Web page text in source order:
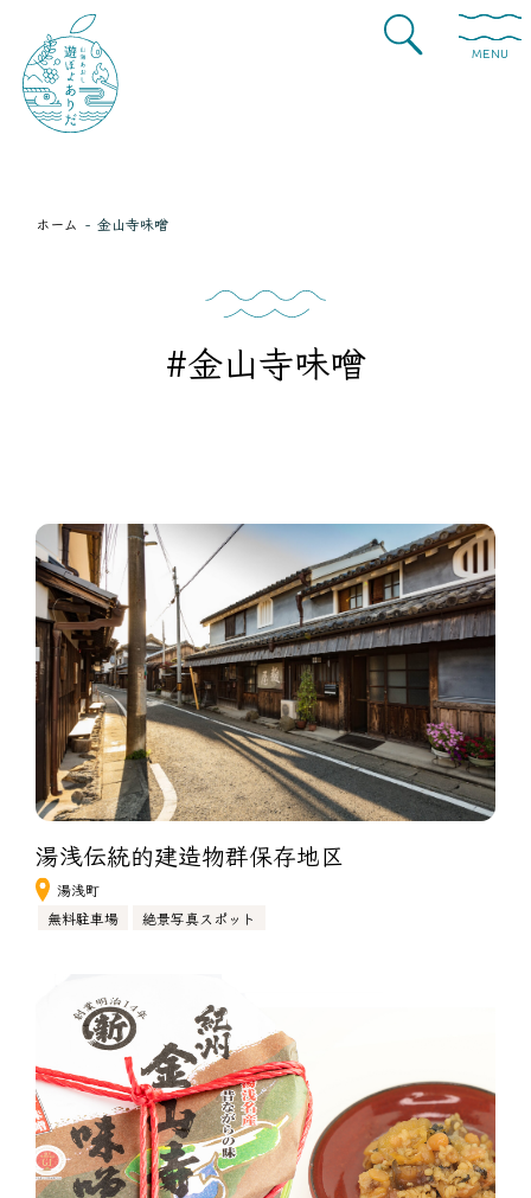
MENU
ホーム 金山寺味噌
#金山寺味噌
湯浅伝統的建造物群保存地区
湯浅町
無料駐車場
絶景写真スポット